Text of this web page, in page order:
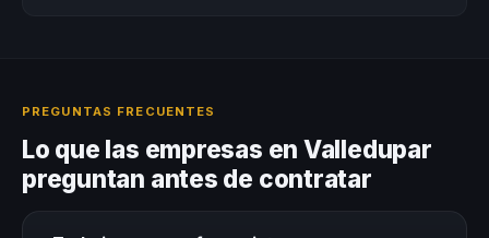
PREGUNTAS FRECUENTES
Lo que las empresas en Valledupar
preguntan antes de contratar